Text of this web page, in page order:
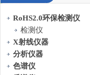
RoHS2.0环保检测仪
检测仪
X射线仪器
分析仪器
色谱仪